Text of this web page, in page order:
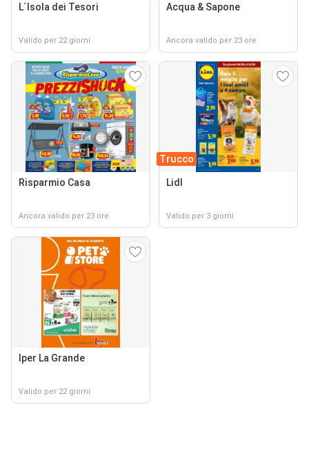
L´Isola dei Tesori
Valido per 22 giorni
Acqua & Sapone
Ancora valido per 23 ore
Risparmio Casa
Ancora valido per 23 ore
Trucco
Lidl
Valido per 3 giorni
Iper La Grande
Valido per 22 giorni